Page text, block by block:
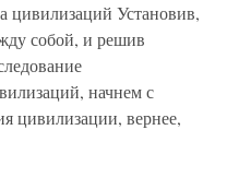
цивилизаций Установив,
собой, и решив
начнем с
цивилизации, вернее,